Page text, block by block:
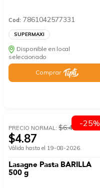
Cod: 7861042577331
SUPERMAXI
Disponible en local
seleccionado
Comprar
PRECIO NORMAL:$6.49
$4.87
Válida hasta el 19-08-2026.
Lasagne Pasta BARILLA
500 g
-25%